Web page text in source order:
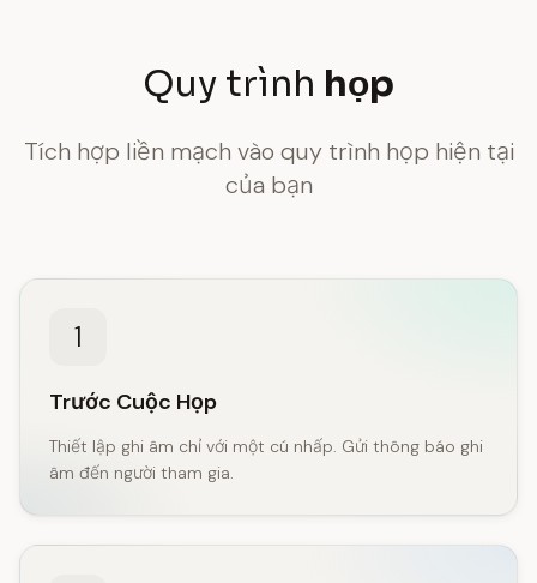
Quy trình họp
Tích hợp liền mạch vào quy trình họp hiện tại
của bạn
1
Trước Cuộc Họp
Thiết lập ghi âm chỉ với một cú nhấp. Gửi thông báo ghi
âm đến người tham gia.